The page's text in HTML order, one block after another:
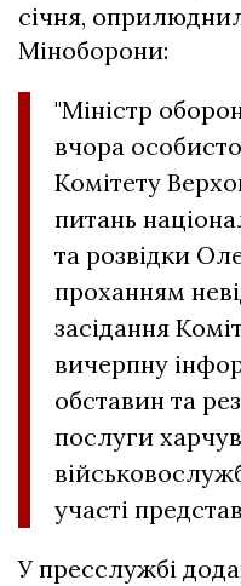
січня,
Міноборони:
"Міністр
вчора
Комітету
питань
та розвідки
проханням
засідання
вичерпну
обставин та
послуги
участі
У пресслужбі